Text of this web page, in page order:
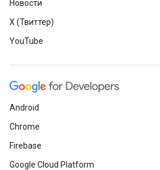
Новости
X (Твиттер)
YouTube
Android
Chrome
Firebase
Google Cloud Platform